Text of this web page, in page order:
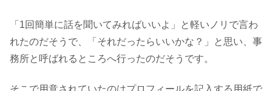
「1回簡単に話を聞いてみればいいよ」と軽いノリで言わ
れたのだそうで、「それだったらいいかな？」と思い、事
務所と呼ばれるところへ行ったのだそうです。